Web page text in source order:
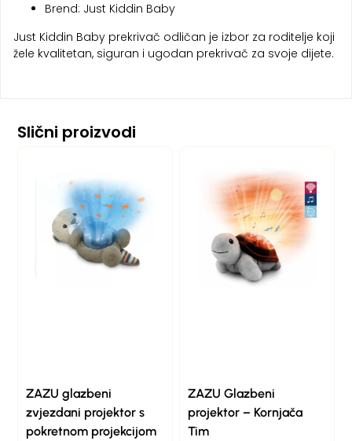
Brend: Just Kiddin Baby
Just Kiddin Baby prekrivač odličan je izbor za roditelje koji
žele kvalitetan, siguran i ugodan prekrivač za svoje dijete.
Slični proizvodi
ZAZU glazbeni
zvjezdani projektor s
pokretnom projekcijom
ZAZU Glazbeni
projektor – Kornjača
Tim